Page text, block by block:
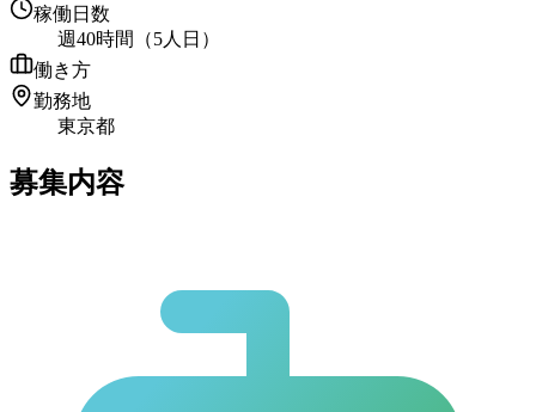
稼働日数
週40時間（5人日）
働き方
勤務地
東京都
募集内容